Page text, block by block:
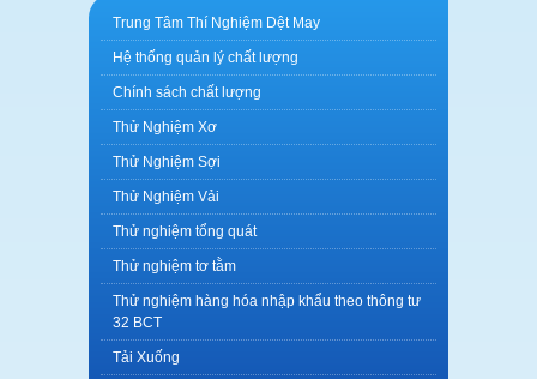
Trung Tâm Thí Nghiệm Dệt May
Hệ thống quản lý chất lượng
Chính sách chất lượng
Thử Nghiệm Xơ
Thử Nghiệm Sợi
Thử Nghiệm Vải
Thử nghiệm tổng quát
Thử nghiệm tơ tằm
Thử nghiệm hàng hóa nhập khẩu theo thông tư
32 BCT
Tải Xuống